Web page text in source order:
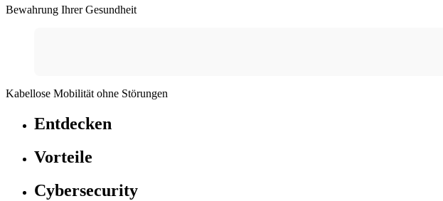
Bewahrung Ihrer Gesundheit
Kabellose Mobilität ohne Störungen
Entdecken
Vorteile
Cybersecurity